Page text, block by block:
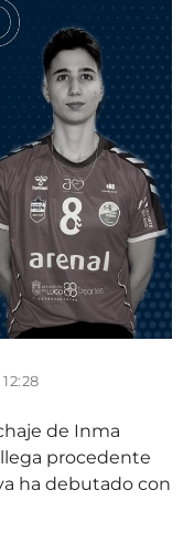
12:28
de Inma
procedente
ha debutado con